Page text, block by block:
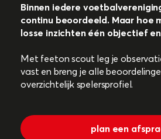
Binnen iedere
continu beoordeeld. Maar hoe
losse inzichten één objectief
Met feeton scout leg je
vast en breng je alle
overzichtelijk spelersprofiel.
plan een